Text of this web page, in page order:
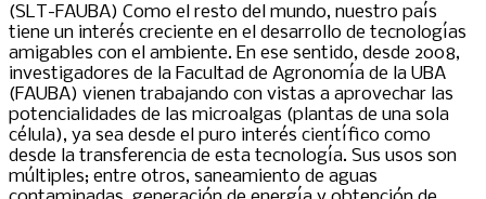
(SLT-FAUBA) Como el resto del mundo, nuestro país
tiene un interés creciente en el desarrollo de tecnologías
amigables con el ambiente. En ese sentido, desde 2008,
investigadores de la Facultad de Agronomía de la UBA
(FAUBA) vienen trabajando con vistas a aprovechar las
potencialidades de las microalgas (plantas de una sola
célula), ya sea desde el puro interés científico como
desde la transferencia de esta tecnología. Sus usos son
múltiples; entre otros, saneamiento de aguas